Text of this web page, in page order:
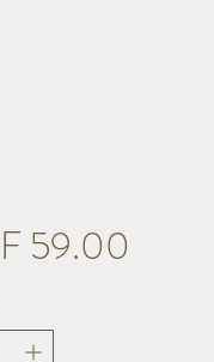
59.00